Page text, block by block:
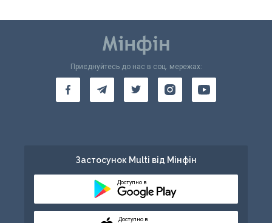
Приєднуйтесь до нас в соц. мережах:
Застосунок Multi від Мінфін
Доступно в
Доступно в